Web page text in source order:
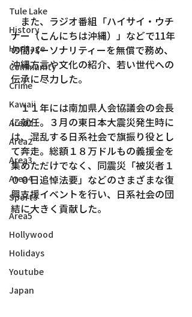
Tule Lake
History
Heritage
Community
Crime
Kawaii
Area1
Area2
Area3
Area4
Sports
Area5
Hollywood
Holidays
Youtube
Japan
また、ラジオ番組「ハイサイ・ウチ
ナー（こんにちは沖縄）」などで11年
の間パーソナリティーを無償で務め、
沖縄方言や文化の紹介、若い世代への
伝承に尽力した。
１１年には南加県人会協議会の会長
に就任。３月の東日本大震災発生時に
は、混乱する日系社会で旗振り役とし
て奔走。総額１８万ドルもの義援金を
集めただけでなく、同震災「被災者１
００日追悼法要」などのさまざまな復
興支援イベントを行い、日系社会の団
結に大きく貢献した。